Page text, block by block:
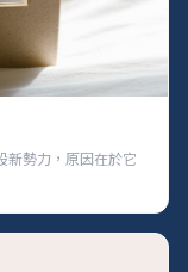
新勢力，原因在於它